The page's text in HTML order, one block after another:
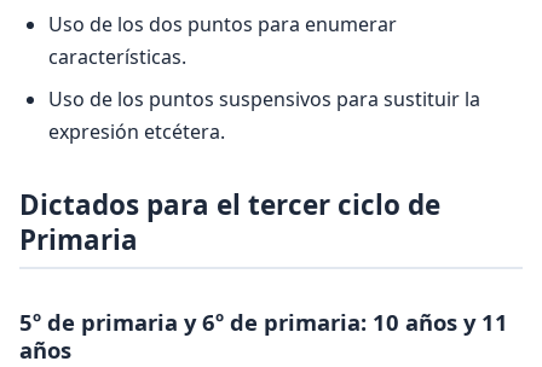
Uso de los dos puntos para enumerar
características.
Uso de los puntos suspensivos para sustituir la
expresión etcétera.
Dictados para el tercer ciclo de
Primaria
5º de primaria y 6º de primaria: 10 años y 11
años